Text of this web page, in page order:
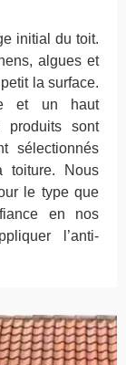
initial du toit.
algues et
la surface.
et un haut
produits sont
sélectionnés
toiture. Nous
le type que
en nos
l’anti-